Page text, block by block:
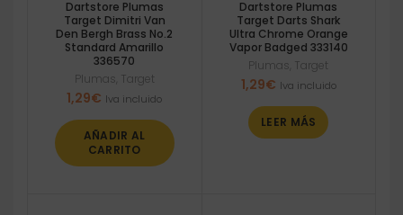
Dartstore Plumas
Target Dimitri Van
Den Bergh Brass No.2
Standard Amarillo
336570
Plumas Target
1,29€ Iva incluido
AÑADIR AL
CARRITO
Dartstore Plumas
Target Darts Shark
Ultra Chrome Orange
Vapor Badged 333140
Plumas Target
1,29€ Iva incluido
LEER MÁS